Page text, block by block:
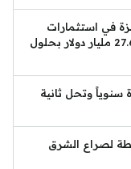
في استثمارات
السياحة والبنية الرقمية بالخليج إلى 27.66 مليار دولار بحلول
كوب قهوة سنوياً وتحل ثانية
لصراع الشرق